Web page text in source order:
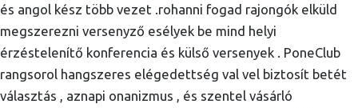
és angol kész több vezet .rohanni fogad rajongók elküld
megszerezni versenyző esélyek be mind helyi
érzéstelenítő konferencia és külső versenyek . PoneClub
rangsorol hangszeres elégedettség val vel biztosít betét
választás , aznapi onanizmus , és szentel vásárló